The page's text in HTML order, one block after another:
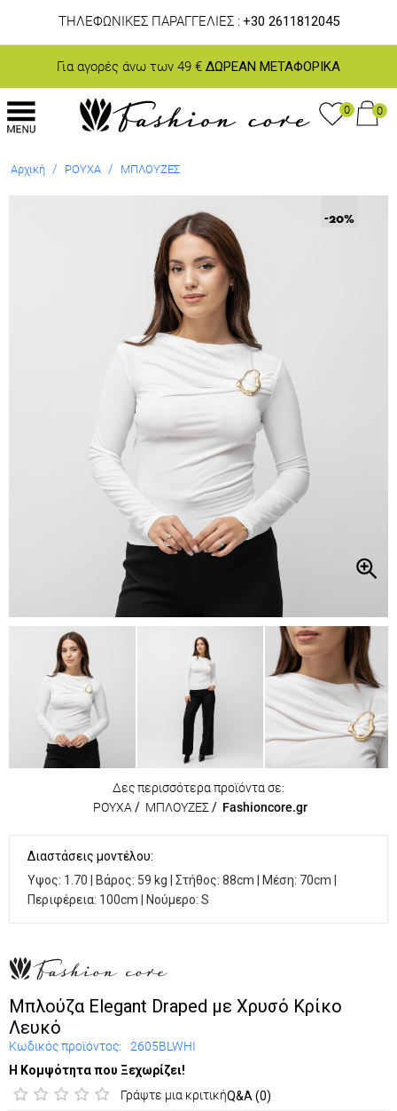
ΤΗΛΕΦΩΝΙΚΕΣ ΠΑΡΑΓΓΕΛΙΕΣ : +30 2611812045
Για αγορές άνω των 49 € ΔΩΡΕΑΝ ΜΕΤΑΦΟΡΙΚΑ
0 0
Αρχική / ΡΟΥΧΑ / ΜΠΛΟΥΖΕΣ
-20%
Δες περισσότερα προϊόντα σε:
ΡΟΥΧΑ / ΜΠΛΟΥΖΕΣ / Fashioncore.gr
Διαστάσεις μοντέλου:
Υψος: 1.70 | Βάρος: 59 kg | Στήθος: 88cm | Μέση: 70cm |
Περιφέρεια: 100cm | Νούμερο: S
Μπλούζα Elegant Draped με Χρυσό Κρίκο
Λευκό
Κωδικός προϊόντος:
2605BLWHI
Η Κομψότητα που Ξεχωρίζει!
Γράψτε μια κριτικήQ&A (0)